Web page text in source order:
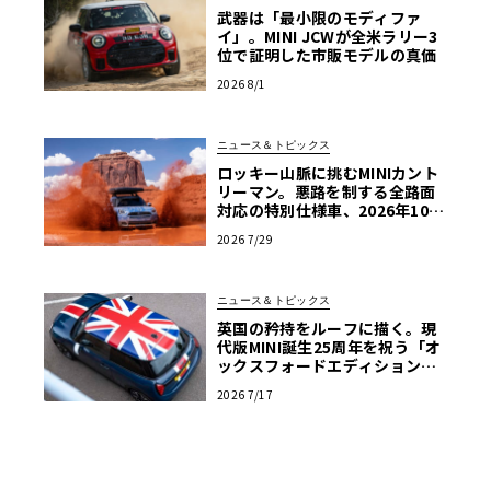
武器は「最小限のモディファ
イ」。MINI JCWが全米ラリー3
位で証明した市販モデルの真価
2026 8/1
ニュース＆トピックス
ロッキー山脈に挑むMINIカント
リーマン。悪路を制する全路面
対応の特別仕様車、2026年10月
2026 7/29
ニュース＆トピックス
英国の矜持をルーフに描く。現
代版MINI誕生25周年を祝う「オ
ックスフォードエディション」
2026 7/17